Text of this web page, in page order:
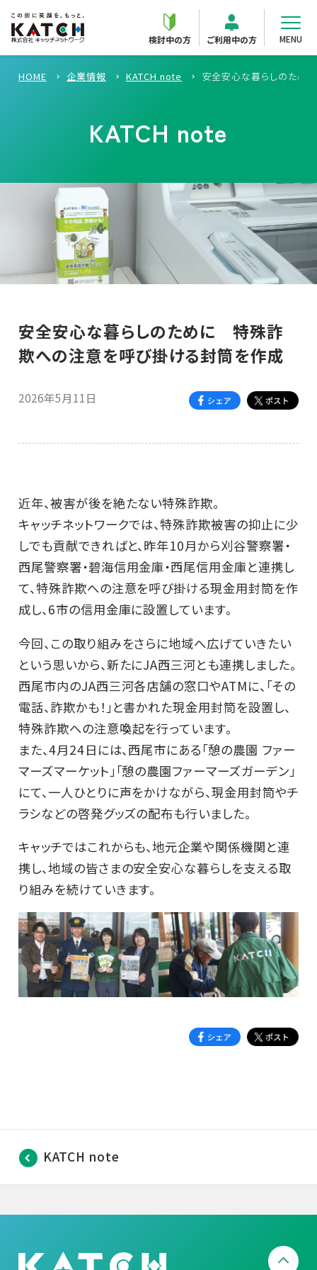
検討中の方 ご利用中の方 MENU
HOME 企業情報 KATCH note 安全安心な暮らしのため
KATCH note
安全安心な暮らしのために 特殊詐
欺への注意を呼び掛ける封筒を作成
2026年5月11日
近年、被害が後を絶たない特殊詐欺。
キャッチネットワークでは、特殊詐欺被害の抑止に少
しでも貢献できればと、昨年10月から刈谷警察署・
西尾警察署・碧海信用金庫・西尾信用金庫と連携し
て、特殊詐欺への注意を呼び掛ける現金用封筒を作
成し、6市の信用金庫に設置しています。
今回、この取り組みをさらに地域へ広げていきたい
という思いから、新たにJA西三河とも連携しました。
西尾市内のJA西三河各店舗の窓口やATMに、「その
電話、詐欺かも！」と書かれた現金用封筒を設置し、
特殊詐欺への注意喚起を行っています。
また、4月24日には、西尾市にある「憩の農園 ファー
マーズマーケット」「憩の農園ファーマーズガーデン」
にて、一人ひとりに声をかけながら、現金用封筒やチ
ラシなどの啓発グッズの配布も行いました。
キャッチではこれからも、地元企業や関係機関と連
携し、地域の皆さまの安全安心な暮らしを支える取
り組みを続けていきます。
KATCH note